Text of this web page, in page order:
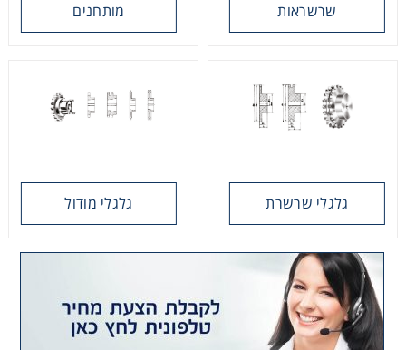
שרשראות מותחנים
גלגלי שרשרת גלגלי מודול
רצועות וי, רצועות תזמון וגלגלים
שינוע ליניארי
עיבוד שבבי/רכיבי אוטומציה, תבניות ושטנצים
פיקוד ובקרה